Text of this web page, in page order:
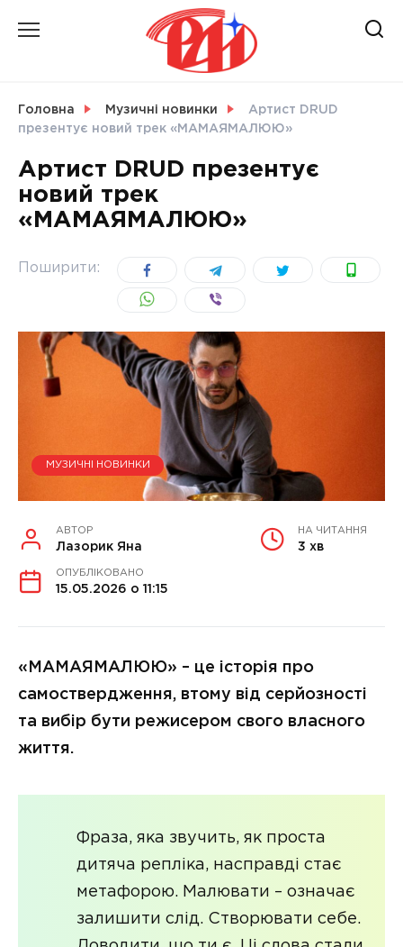
Головна Музичні новинки
Артист DRUD
презентує новий трек «MAMAЯМАЛЮЮ»
Артист DRUD презентує
новий трек
«MAMAЯМАЛЮЮ»
Поширити:
МУЗИЧНІ НОВИНКИ
АВТОР
Лазорик Яна
НА ЧИТАННЯ
3 хв
ОПУБЛІКОВАНО
15.05.2026 о 11:15
«MAMAЯМАЛЮЮ» – це історія про
самоствердження, втому від серйозності
та вибір бути режисером свого власного
життя.
Фраза, яка звучить, як проста
дитяча репліка, насправді стає
метафорою. Малювати – означає
залишити слід. Створювати себе.